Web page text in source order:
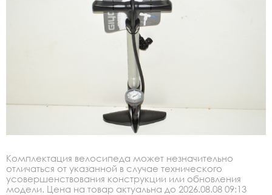
Комплектация велосипеда может незначительно
отличаться от указанной в случае технического
усовершенствования конструкции или обновления
модели. Цена на товар актуальна до 2026.08.08 09:13